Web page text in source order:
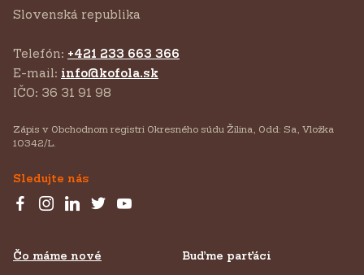
Slovenská republika
Telefón: +421 233 663 366
E-mail: info@kofola.sk
IČO: 36 31 91 98
Zápis v Obchodnom registri Okresného súdu Žilina, Odd: Sa, Vložka
10342/L.
Sledujte nás
Čo máme nové Buďme parťáci